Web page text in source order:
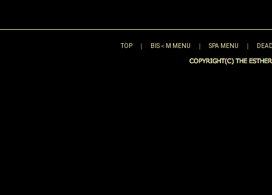
TOP｜ BIS＜M MENU ｜ SPA MENU ｜